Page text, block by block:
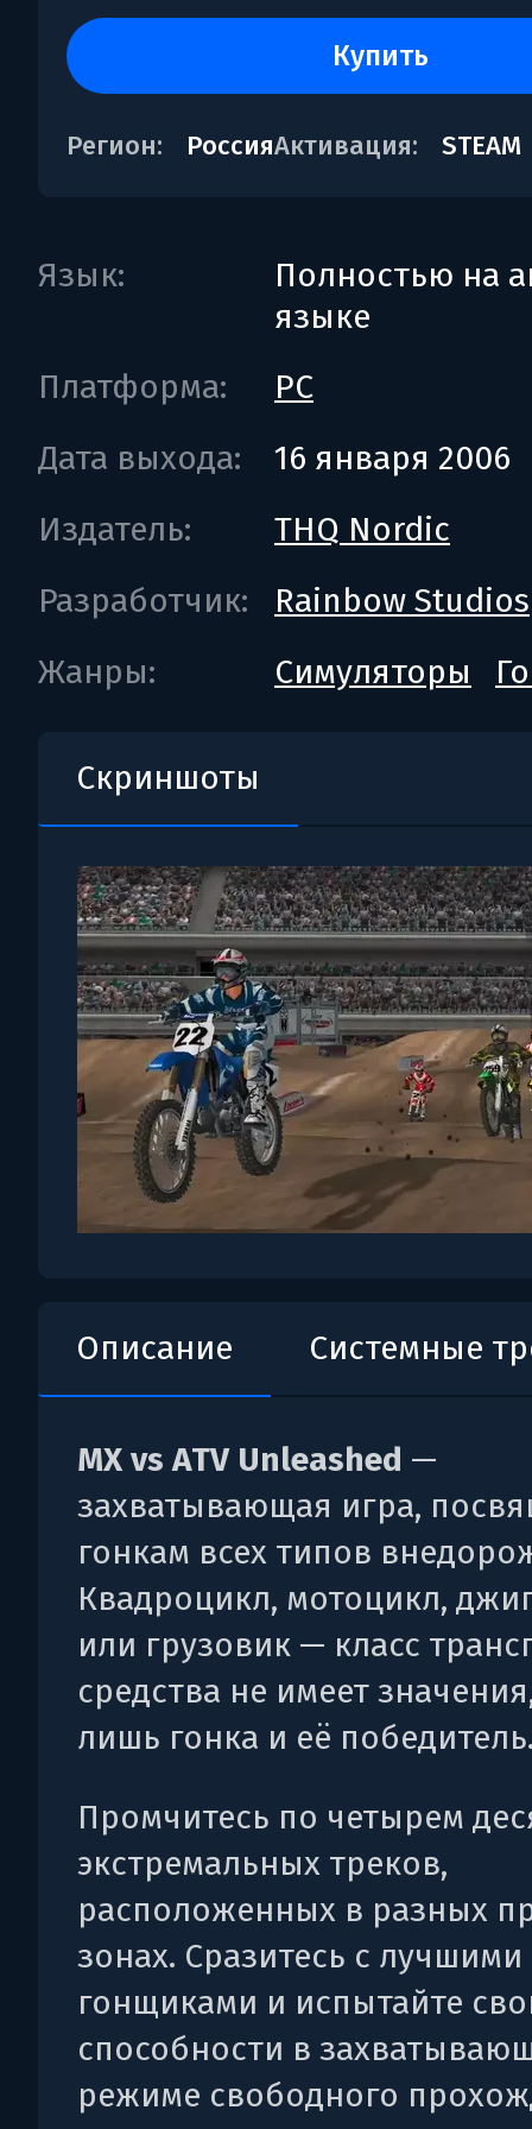
купить
Регион: РоссияАктивация: STEAM
Язык:
Полностью на
языке
Платформа:
PC
Дата выхода:
16 января 2006
Издатель:
THQ Nordic
Разработчик:
Rainbow Studios
Жанры:
Симуляторы
Скриншоты
Описание Системные
MX vs ATV Unleashed —
захватывающая игра,
гонкам всех типов
Квадроцикл, мотоцикл,
или грузовик — класс
средства не имеет
лишь гонка и её
Промчитесь по четырем
экстремальных треков,
расположенных в разных
зонах. Сразитесь с лучшими
гонщиками и испытайте
способности в
режиме свободного